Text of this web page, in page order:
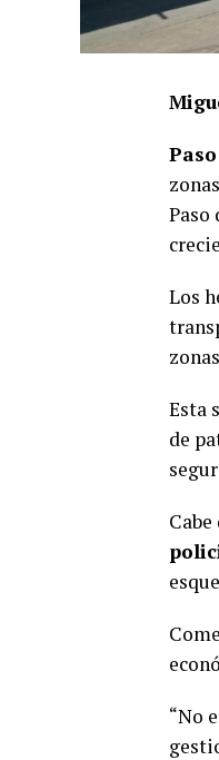
Paso
Los
Esta
de
“No